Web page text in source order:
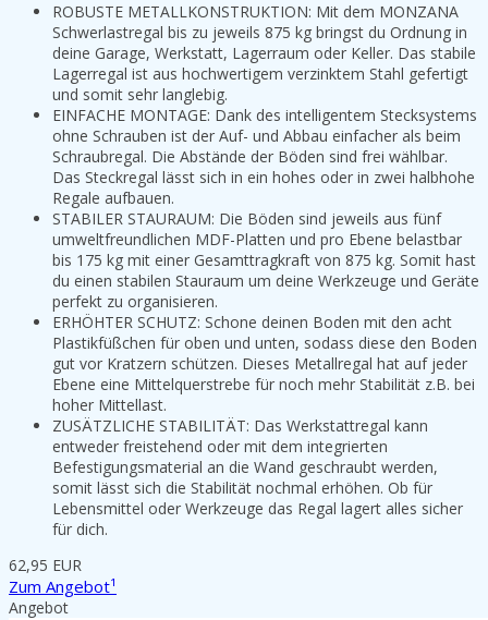
ROBUSTE METALLKONSTRUKTION: Mit dem MONZANA
Schwerlastregal bis zu jeweils 875 kg bringst du Ordnung in
deine Garage, Werkstatt, Lagerraum oder Keller. Das stabile
Lagerregal ist aus hochwertigem verzinktem Stahl gefertigt
und somit sehr langlebig.
EINFACHE MONTAGE: Dank des intelligentem Stecksystems
ohne Schrauben ist der Auf- und Abbau einfacher als beim
Schraubregal. Die Abstände der Böden sind frei wählbar.
Das Steckregal lässt sich in ein hohes oder in zwei halbhohe
Regale aufbauen.
STABILER STAURAUM: Die Böden sind jeweils aus fünf
umweltfreundlichen MDF-Platten und pro Ebene belastbar
bis 175 kg mit einer Gesamttragkraft von 875 kg. Somit hast
du einen stabilen Stauraum um deine Werkzeuge und Geräte
perfekt zu organisieren.
ERHÖHTER SCHUTZ: Schone deinen Boden mit den acht
Plastikfüßchen für oben und unten, sodass diese den Boden
gut vor Kratzern schützen. Dieses Metallregal hat auf jeder
Ebene eine Mittelquerstrebe für noch mehr Stabilität z.B. bei
hoher Mittellast.
ZUSÄTZLICHE STABILITÄT: Das Werkstattregal kann
entweder freistehend oder mit dem integrierten
Befestigungsmaterial an die Wand geschraubt werden,
somit lässt sich die Stabilität nochmal erhöhen. Ob für
Lebensmittel oder Werkzeuge das Regal lagert alles sicher
für dich.
62,95 EUR
Zum Angebot¹
Angebot